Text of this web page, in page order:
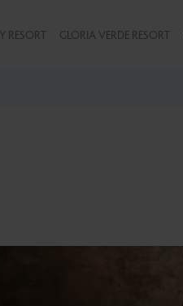
RESORT GLORIA VERDE RESORT